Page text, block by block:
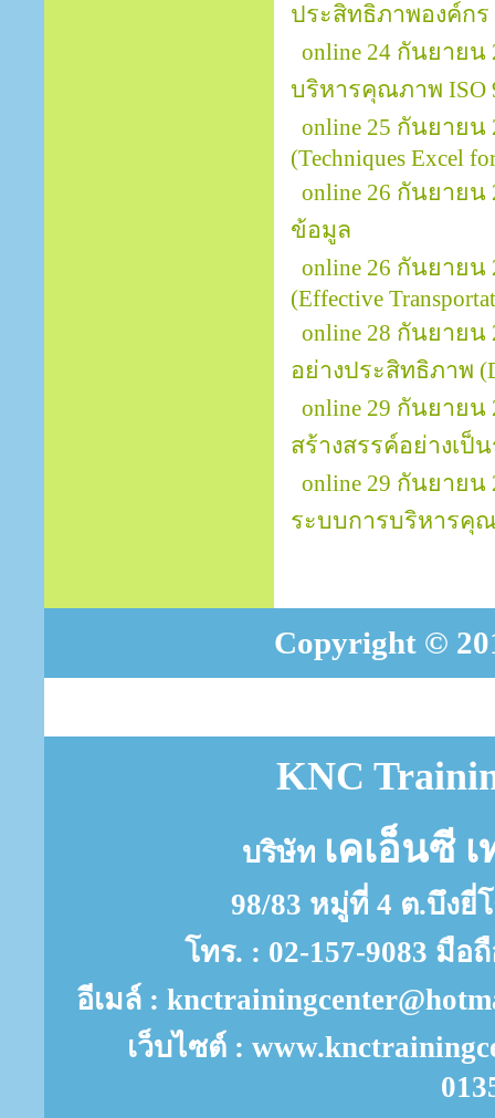
ประสิทธิภาพองค์กร
online 24 กันยาย
บริหารคุณภาพ ISO
online 25 กันยายน
(Techniques Excel
online 26 กันยายน
ข้อมูล
online 26 กันยาย
(Effective
online 28 กันยาย
อย่างประสิทธิภาพ
online 29 กันยาย
สร้างสรรค์อย่างเป็น
online 29 กันยายน
ระบบการบริหารคุณ
Copyright ©
KNC
บริษัท เคเอ็นซี
98/83 หมู่ที่ 4 ต.บึงยี่
โทร. : 02-157-9083 มือ
อีเมล์ :
เว็บไซต์ :